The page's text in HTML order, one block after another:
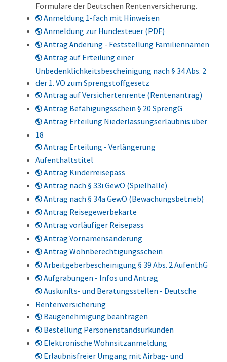
Formulare der Deutschen Rentenversicherung.
Anmeldung 1-fach mit Hinweisen
Anmeldung zur Hundesteuer (PDF)
Antrag Änderung - Feststellung Familiennamen
Antrag auf Erteilung einer
Unbedenklichkeitsbescheinigung nach § 34 Abs. 2
der 1. VO zum Sprengstoffgesetz
Antrag auf Versichertenrente (Rentenantrag)
Antrag Befähigungsschein § 20 SprengG
Antrag Erteilung Niederlassungserlaubnis über
18
Antrag Erteilung - Verlängerung
Aufenthaltstitel
Antrag Kinderreisepass
Antrag nach § 33i GewO (Spielhalle)
Antrag nach § 34a GewO (Bewachungsbetrieb)
Antrag Reisegewerbekarte
Antrag vorläufiger Reisepass
Antrag Vornamensänderung
Antrag Wohnberechtigungsschein
Arbeitgeberbescheinigung § 39 Abs. 2 AufenthG
Aufgrabungen - Infos und Antrag
Auskunfts- und Beratungsstellen - Deutsche
Rentenversicherung
Baugenehmigung beantragen
Bestellung Personenstandsurkunden
Elektronische Wohnsitzanmeldung
Erlaubnisfreier Umgang mit Airbag- und